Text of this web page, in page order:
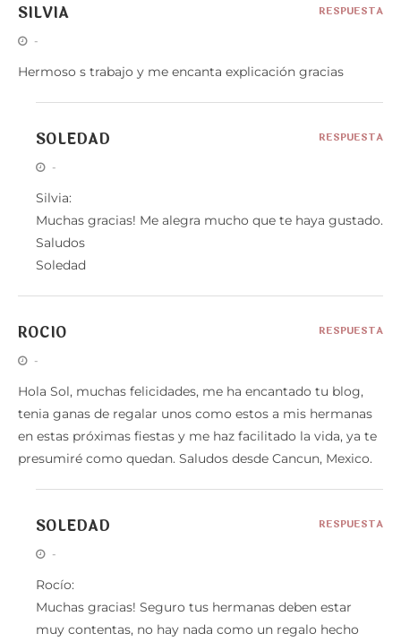
SILVIA
-
Hermoso s trabajo y me encanta explicación gracias
RESPUESTA
SOLEDAD
-
Silvia:
Muchas gracias! Me alegra mucho que te haya gustado.
Saludos
Soledad
RESPUESTA
ROCIO
-
Hola Sol, muchas felicidades, me ha encantado tu blog,
tenia ganas de regalar unos como estos a mis hermanas
en estas próximas fiestas y me haz facilitado la vida, ya te
presumiré como quedan. Saludos desde Cancun, Mexico.
RESPUESTA
SOLEDAD
-
Rocío:
Muchas gracias! Seguro tus hermanas deben estar
muy contentas, no hay nada como un regalo hecho
RESPUESTA